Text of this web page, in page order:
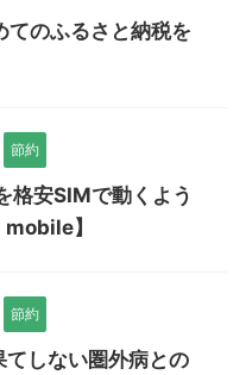
てのふるさと納税を
節約
格安SIMで動くよう
】
節約
てしない圏外病との